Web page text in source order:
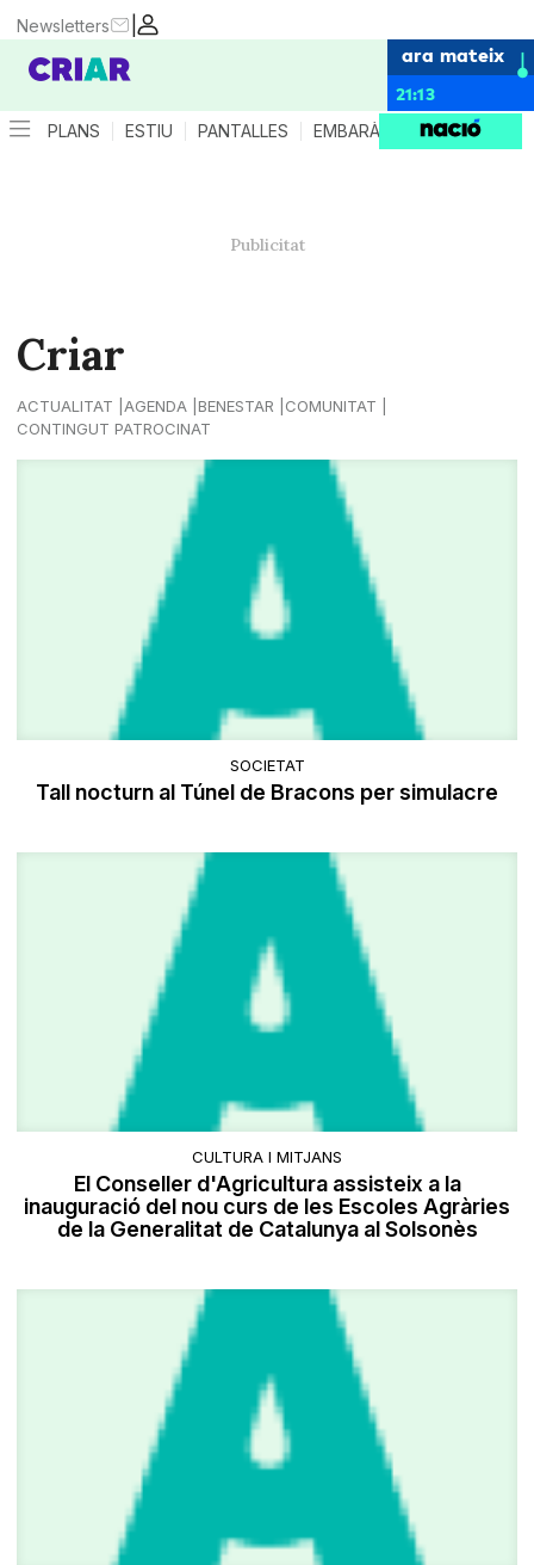
|
Newsletters
ara mateix
21:13
PLANS ESTIU PANTALLES EMBARÀS CRIANÇA
Criar
ACTUALITAT AGENDA BENESTAR
COMUNITAT
CONTINGUT PATROCINAT
SOCIETAT
Tall nocturn al Túnel de Bracons per simulacre
CULTURA I MITJANS
El Conseller d'Agricultura assisteix a la
inauguració del nou curs de les Escoles Agràries
de la Generalitat de Catalunya al Solsonès